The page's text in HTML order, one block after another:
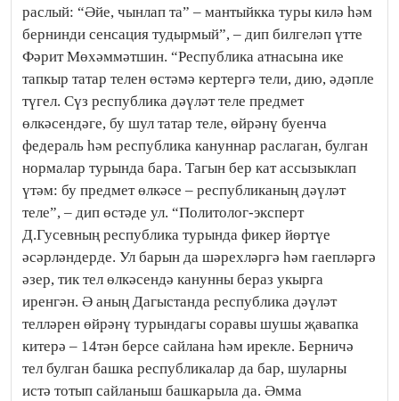
раслый: “Әйе, чынлап та” – мантыйкка туры килә һәм
бернинди сенсация тудырмый”, – дип билгеләп үтте
Фәрит Мөхәммәтшин. “Республика атнасына ике
тапкыр татар телен өстәмә кертергә тели, дию, әдәпле
түгел. Сүз республика дәүләт теле предмет
өлкәсендәге, бу шул татар теле, өйрәнү буенча
федераль һәм республика кануннар раслаган, булган
нормалар турында бара. Тагын бер кат ассызыклап
үтәм: бу предмет өлкәсе – республиканың дәүләт
теле”, – дип өстәде ул. “Политолог-эксперт
Д.Гусевның республика турында фикер йөртүе
әсәрләндерде. Ул барын да шәрехләргә һәм гаепләргә
әзер, тик тел өлкәсендә канунны бераз укырга
иренгән. Ә аның Дагыстанда республика дәүләт
телләрен өйрәнү турындагы соравы шушы җавапка
китерә – 14тән берсе сайлана һәм ирекле. Берничә
тел булган башка республикалар да бар, шуларны
истә тотып сайланыш башкарыла да. Әмма